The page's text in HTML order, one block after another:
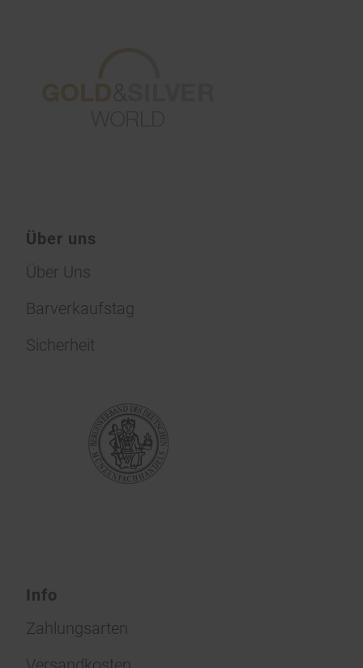
Über uns
Über Uns
Barverkaufstag
Sicherheit
Info
Zahlungsarten